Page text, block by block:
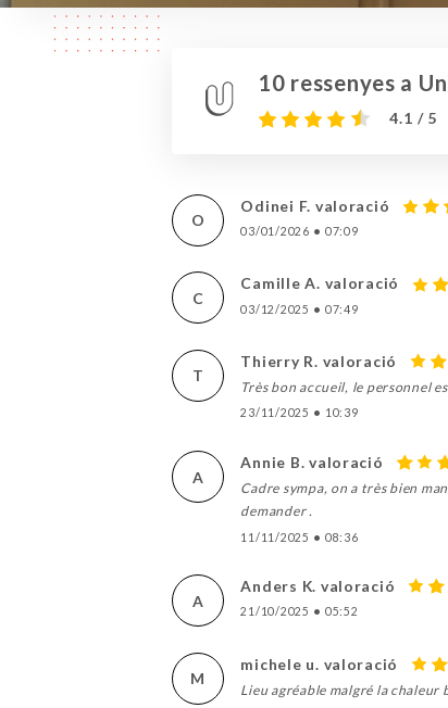
10 ressenyes a
4.1 / 5
O
Odinei F. valoració
03/01/2026 • 07:09
C
Camille A. valoració
03/12/2025 • 07:49
T
Thierry R. valoració
Très bon accueil, le personnel
23/11/2025 • 10:39
A
Annie B. valoració
Cadre sympa, on a très bien
demander .
11/11/2025 • 08:36
A
Anders K. valoració
21/10/2025 • 05:52
M
michele u. valoració
Lieu agréable malgré la